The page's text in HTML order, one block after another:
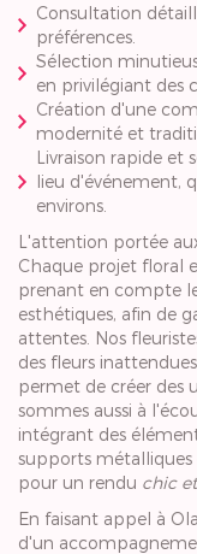
Consultation
préférences.
Sélection
en privilégiant des
Création d'une
modernité et
Livraison rapide et
lieu d'événement,
environs.
L'attention portée
Chaque projet floral
prenant en compte
esthétiques, afin de
attentes. Nos
des fleurs
permet de créer des
sommes aussi à
intégrant des
supports métalliques
pour un rendu chic
En faisant appel à
d'un